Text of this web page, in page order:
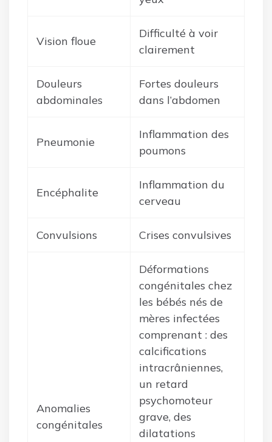
Vision floue
Difficulté à voir
clairement
Douleurs
abdominales
Fortes douleurs
dans l’abdomen
Pneumonie
Inflammation des
poumons
Encéphalite
Inflammation du
cerveau
Convulsions Crises convulsives
Anomalies
congénitales
Déformations
congénitales chez
les bébés nés de
mères infectées
comprenant : des
calcifications
intracrâniennes,
un retard
psychomoteur
grave, des
dilatations